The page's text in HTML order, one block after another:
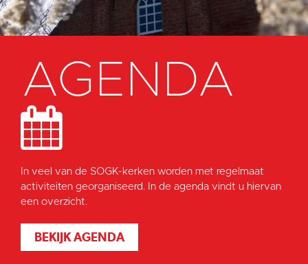
AGENDA
In veel van de SOGK-kerken worden met regelmaat
activiteiten georganiseerd. In de agenda vindt u hiervan
een overzicht.
BEKIJK AGENDA